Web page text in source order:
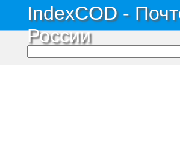
IndexCOD -
России